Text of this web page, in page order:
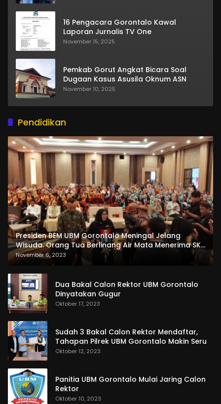
16 Pengacara Gorontalo Kawal
Laporan Jurnalis TV One
November 15, 2025
Pemkab Gorut Angkat Bicara Soal
Dugaan Kasus Asusila Oknum ASN
November 10, 2025
Pendidikan
Presiden BEM UBM Gorontalo Meningal Jelang
Wisuda. Orang Tua Berlinang Air Mata Menerima SKL
dan Pemasangan Salempang
November 6, 2023
Dua Bakal Calon Rektor UBM Gorontalo
Dinyatakan Gugur
Oktober 17, 2023
Sudah 3 Bakal Calon Rektor Mendaftar,
Tahapan Pilrek UBM Gorontalo Makin Seru
Oktober 12, 2023
Panitia UBM Gorontalo Mulai Jaring Calon
Rektor
Oktober 10, 2023